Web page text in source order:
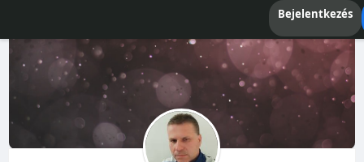
Bejelentkezés